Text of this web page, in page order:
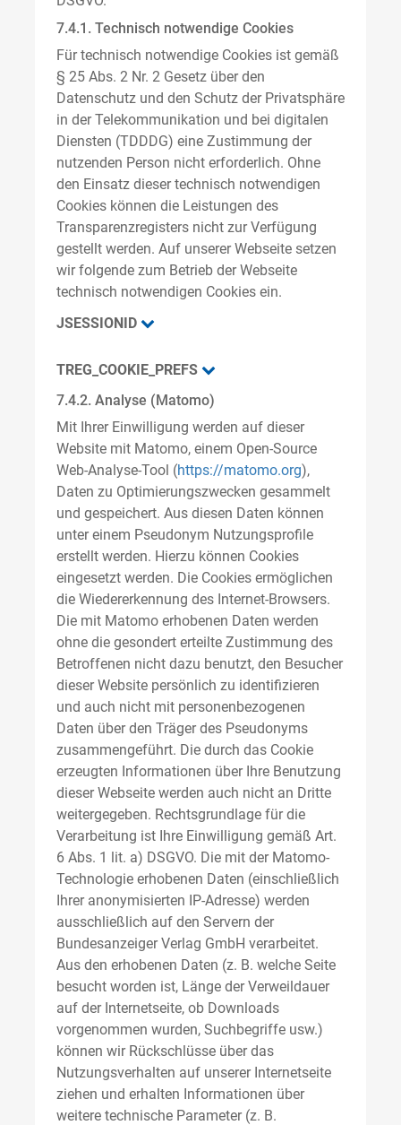
7.4.1. Technisch notwendige Cookies
Für technisch notwendige Cookies ist gemäß
§ 25 Abs. 2 Nr. 2 Gesetz über den
Datenschutz und den Schutz der Privatsphäre
in der Telekommunikation und bei digitalen
Diensten (TDDDG) eine Zustimmung der
nutzenden Person nicht erforderlich. Ohne
den Einsatz dieser technisch notwendigen
Cookies können die Leistungen des
Transparenzregisters nicht zur Verfügung
gestellt werden. Auf unserer Webseite setzen
wir folgende zum Betrieb der Webseite
technisch notwendigen Cookies ein.
JSESSIONID
TREG_COOKIE_PREFS
7.4.2. Analyse (Matomo)
Mit Ihrer Einwilligung werden auf dieser
Website mit Matomo, einem Open-Source
Web-Analyse-Tool (https://matomo.org),
Daten zu Optimierungszwecken gesammelt
und gespeichert. Aus diesen Daten können
unter einem Pseudonym Nutzungsprofile
erstellt werden. Hierzu können Cookies
eingesetzt werden. Die Cookies ermöglichen
die Wiedererkennung des Internet-Browsers.
Die mit Matomo erhobenen Daten werden
ohne die gesondert erteilte Zustimmung des
Betroffenen nicht dazu benutzt, den Besucher
dieser Website persönlich zu identifizieren
und auch nicht mit personenbezogenen
Daten über den Träger des Pseudonyms
zusammengeführt. Die durch das Cookie
erzeugten Informationen über Ihre Benutzung
dieser Webseite werden auch nicht an Dritte
weitergegeben. Rechtsgrundlage für die
Verarbeitung ist Ihre Einwilligung gemäß Art.
6 Abs. 1 lit. a) DSGVO. Die mit der Matomo-
Technologie erhobenen Daten (einschließlich
Ihrer anonymisierten IP-Adresse) werden
ausschließlich auf den Servern der
Bundesanzeiger Verlag GmbH verarbeitet.
Aus den erhobenen Daten (z. B. welche Seite
besucht worden ist, Länge der Verweildauer
auf der Internetseite, ob Downloads
vorgenommen wurden, Suchbegriffe usw.)
können wir Rückschlüsse über das
Nutzungsverhalten auf unserer Internetseite
ziehen und erhalten Informationen über
weitere technische Parameter (z. B.